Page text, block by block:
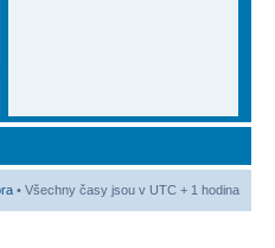
• Všechny časy jsou v UTC + 1 hodina